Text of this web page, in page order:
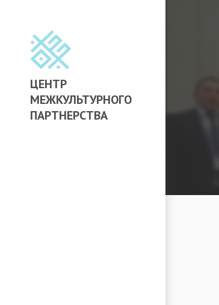
ЦЕНТР
МЕЖКУЛЬТУРНОГО
ПАРТНЕРСТВА